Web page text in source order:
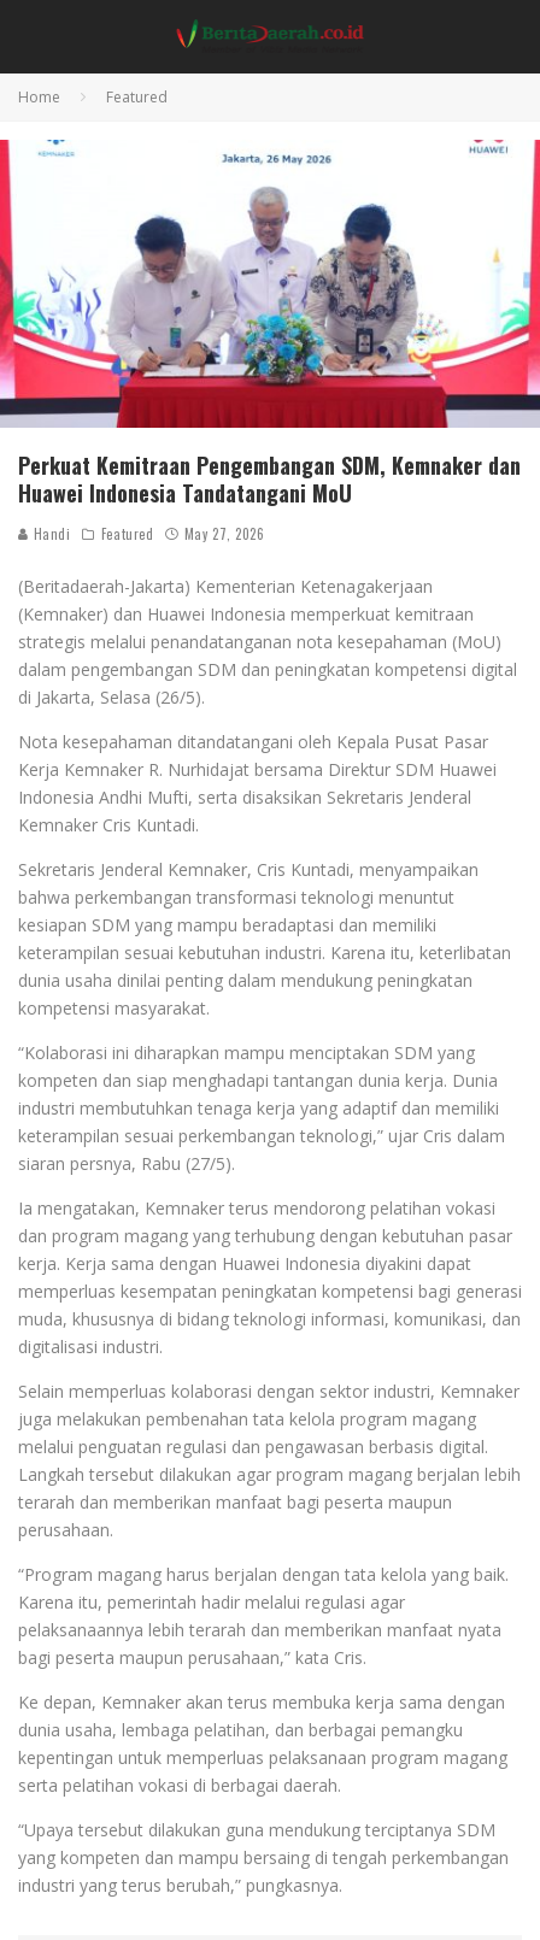
Home Featured
Perkuat Kemitraan Pengembangan SDM, Kemnaker dan
Huawei Indonesia Tandatangani MoU
Handi Featured May 27, 2026
(Beritadaerah-Jakarta) Kementerian Ketenagakerjaan
(Kemnaker) dan Huawei Indonesia memperkuat kemitraan
strategis melalui penandatanganan nota kesepahaman (MoU)
dalam pengembangan SDM dan peningkatan kompetensi digital
di Jakarta, Selasa (26/5).
Nota kesepahaman ditandatangani oleh Kepala Pusat Pasar
Kerja Kemnaker R. Nurhidajat bersama Direktur SDM Huawei
Indonesia Andhi Mufti, serta disaksikan Sekretaris Jenderal
Kemnaker Cris Kuntadi.
Sekretaris Jenderal Kemnaker, Cris Kuntadi, menyampaikan
bahwa perkembangan transformasi teknologi menuntut
kesiapan SDM yang mampu beradaptasi dan memiliki
keterampilan sesuai kebutuhan industri. Karena itu, keterlibatan
dunia usaha dinilai penting dalam mendukung peningkatan
kompetensi masyarakat.
“Kolaborasi ini diharapkan mampu menciptakan SDM yang
kompeten dan siap menghadapi tantangan dunia kerja. Dunia
industri membutuhkan tenaga kerja yang adaptif dan memiliki
keterampilan sesuai perkembangan teknologi,” ujar Cris dalam
siaran persnya, Rabu (27/5).
Ia mengatakan, Kemnaker terus mendorong pelatihan vokasi
dan program magang yang terhubung dengan kebutuhan pasar
kerja. Kerja sama dengan Huawei Indonesia diyakini dapat
memperluas kesempatan peningkatan kompetensi bagi generasi
muda, khususnya di bidang teknologi informasi, komunikasi, dan
digitalisasi industri.
Selain memperluas kolaborasi dengan sektor industri, Kemnaker
juga melakukan pembenahan tata kelola program magang
melalui penguatan regulasi dan pengawasan berbasis digital.
Langkah tersebut dilakukan agar program magang berjalan lebih
terarah dan memberikan manfaat bagi peserta maupun
perusahaan.
“Program magang harus berjalan dengan tata kelola yang baik.
Karena itu, pemerintah hadir melalui regulasi agar
pelaksanaannya lebih terarah dan memberikan manfaat nyata
bagi peserta maupun perusahaan,” kata Cris.
Ke depan, Kemnaker akan terus membuka kerja sama dengan
dunia usaha, lembaga pelatihan, dan berbagai pemangku
kepentingan untuk memperluas pelaksanaan program magang
serta pelatihan vokasi di berbagai daerah.
“Upaya tersebut dilakukan guna mendukung terciptanya SDM
yang kompeten dan mampu bersaing di tengah perkembangan
industri yang terus berubah,” pungkasnya.